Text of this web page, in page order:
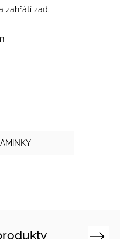
zahřátí zad.
Next